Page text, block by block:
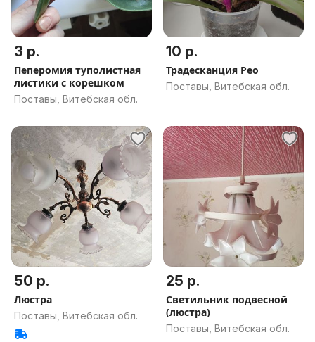
3 р.
Пеперомия туполистная
листики с корешком
Поставы, Витебская обл.
10 р.
Традесканция Рео
Поставы, Витебская обл.
50 р.
Люстра
Поставы, Витебская обл.
25 р.
Светильник подвесной
(люстра)
Поставы, Витебская обл.